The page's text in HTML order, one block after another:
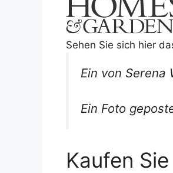
Sehen Sie sich hier
Ein von Serena
Ein Foto
Kaufen